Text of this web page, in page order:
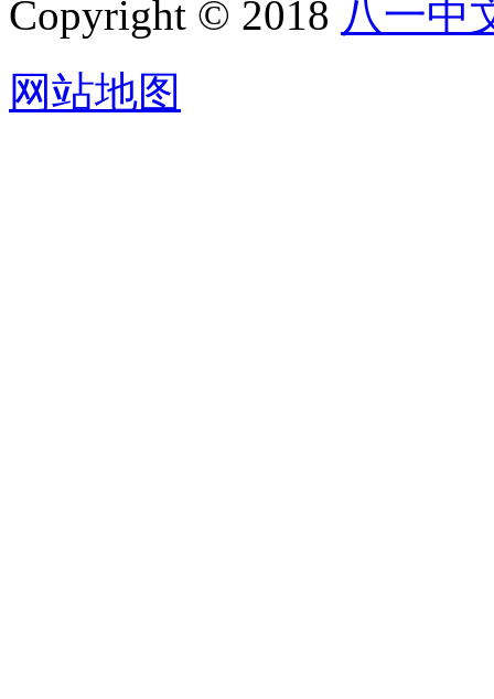
Copyright © 2018 八一中
网站地图